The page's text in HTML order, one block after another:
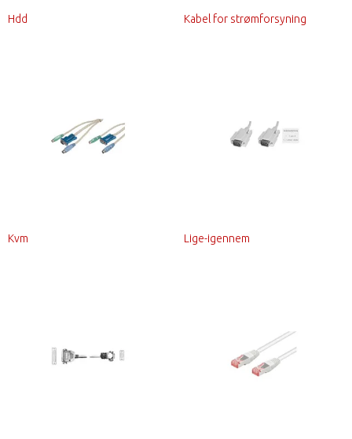
Hdd Kabel for strømforsyning
Kvm Lige-igennem